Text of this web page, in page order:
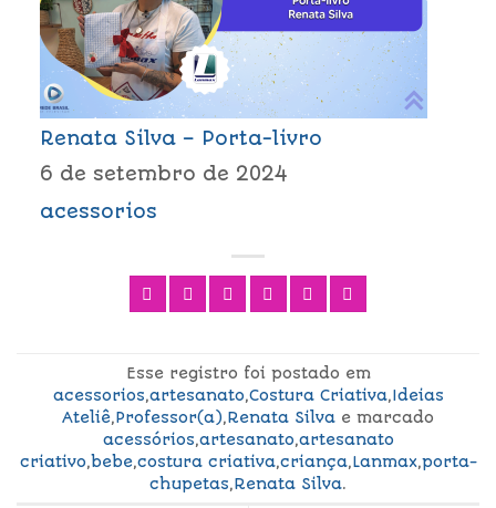
Renata Silva – Porta-livro
6 de setembro de 2024
acessorios
Esse registro foi postado em
acessorios,artesanato,Costura Criativa,Ideias
Ateliê,Professor(a),Renata Silva e marcado
acessórios,artesanato,artesanato
criativo,bebe,costura criativa,criança,Lanmax,porta-
chupetas,Renata Silva.